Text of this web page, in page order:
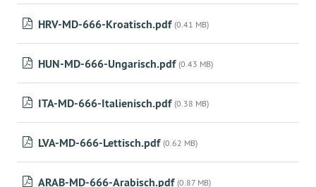
HRV-MD-666-Kroatisch.pdf (0.41 MB)
HUN-MD-666-Ungarisch.pdf (0.43 MB)
ITA-MD-666-Italienisch.pdf (0.38 MB)
LVA-MD-666-Lettisch.pdf (0.62 MB)
ARAB-MD-666-Arabisch.pdf (0.87 MB)